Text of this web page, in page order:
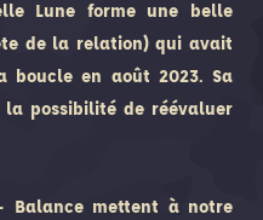
Lune forme une belle
de la relation) qui avait
boucle en août 2023. Sa
possibilité de réévaluer
Balance mettent à notre